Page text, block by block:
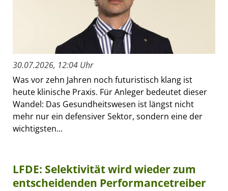
30.07.2026, 12:04 Uhr
Was vor zehn Jahren noch futuristisch klang ist
heute klinische Praxis. Für Anleger bedeutet dieser
Wandel: Das Gesundheitswesen ist längst nicht
mehr nur ein defensiver Sektor, sondern eine der
wichtigsten...
LFDE: Selektivität wird wieder zum
entscheidenden Performancetreiber